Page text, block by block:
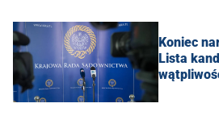
Koniec
Lista